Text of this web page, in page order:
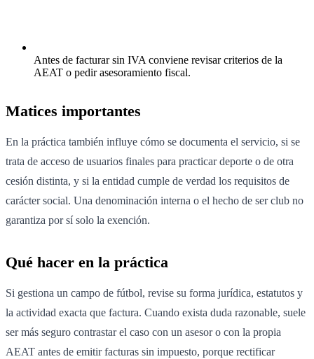
Antes de facturar sin IVA conviene revisar criterios de la
AEAT o pedir asesoramiento fiscal.
Matices importantes
En la práctica también influye cómo se documenta el servicio, si se
trata de acceso de usuarios finales para practicar deporte o de otra
cesión distinta, y si la entidad cumple de verdad los requisitos de
carácter social. Una denominación interna o el hecho de ser club no
garantiza por sí solo la exención.
Qué hacer en la práctica
Si gestiona un campo de fútbol, revise su forma jurídica, estatutos y
la actividad exacta que factura. Cuando exista duda razonable, suele
ser más seguro contrastar el caso con un asesor o con la propia
AEAT antes de emitir facturas sin impuesto, porque rectificar